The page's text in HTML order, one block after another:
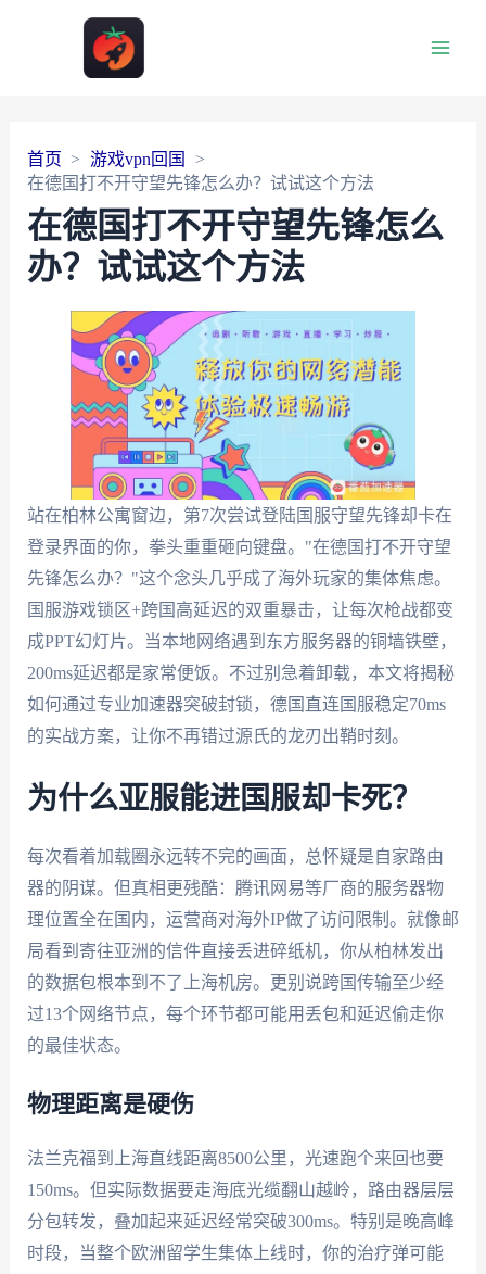
首页
游戏vpn回国
在德国打不开守望先锋怎么办？试试这个方法
在德国打不开守望先锋怎么
办？试试这个方法
站在柏林公寓窗边，第7次尝试登陆国服守望先锋却卡在
登录界面的你，拳头重重砸向键盘。"在德国打不开守望
先锋怎么办？"这个念头几乎成了海外玩家的集体焦虑。
国服游戏锁区+跨国高延迟的双重暴击，让每次枪战都变
成PPT幻灯片。当本地网络遇到东方服务器的铜墙铁壁，
200ms延迟都是家常便饭。不过别急着卸载，本文将揭秘
如何通过专业加速器突破封锁，德国直连国服稳定70ms
的实战方案，让你不再错过源氏的龙刃出鞘时刻。
为什么亚服能进国服却卡死？
每次看着加载圈永远转不完的画面，总怀疑是自家路由
器的阴谋。但真相更残酷：腾讯网易等厂商的服务器物
理位置全在国内，运营商对海外IP做了访问限制。就像邮
局看到寄往亚洲的信件直接丢进碎纸机，你从柏林发出
的数据包根本到不了上海机房。更别说跨国传输至少经
过13个网络节点，每个环节都可能用丢包和延迟偷走你
的最佳状态。
物理距离是硬伤
法兰克福到上海直线距离8500公里，光速跑个来回也要
150ms。但实际数据要走海底光缆翻山越岭，路由器层层
分包转发，叠加起来延迟经常突破300ms。特别是晚高峰
时段，当整个欧洲留学生集体上线时，你的治疗弹可能